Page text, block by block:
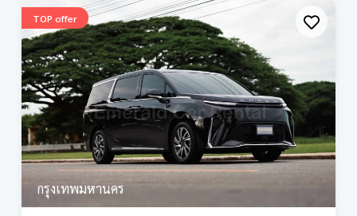
TOP offer
กรุงเทพมหานคร